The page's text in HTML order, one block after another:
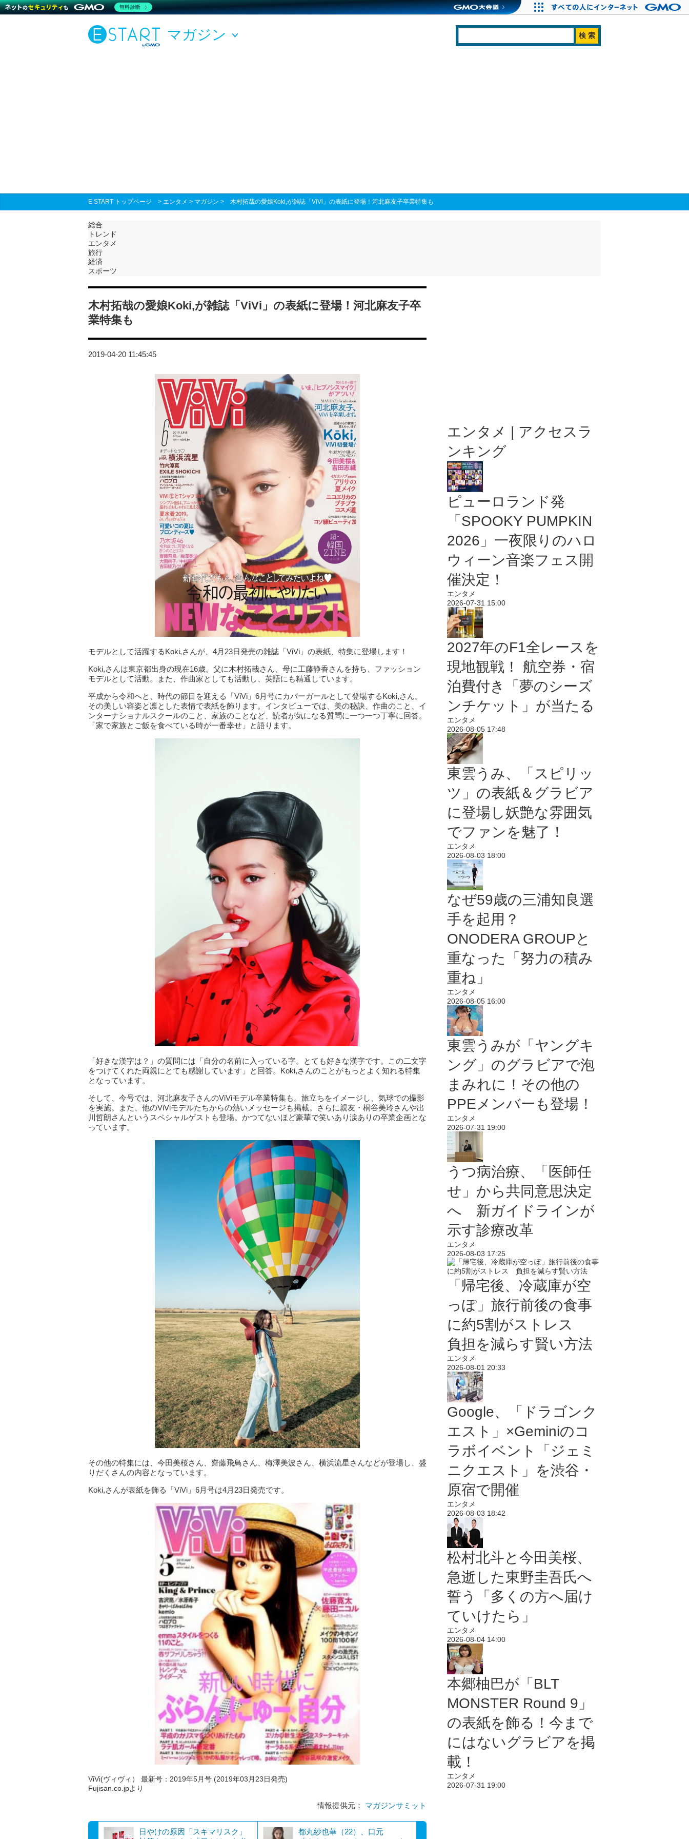
マガジン
E START トップページ > エンタメ > マガジン > 木村拓哉の愛娘Koki,が雑誌「ViVi」の表紙に登場！河北麻友子卒業特集も
総合
トレンド
エンタメ
旅行
経済
スポーツ
木村拓哉の愛娘Koki,が雑誌「ViVi」の表紙に登場！河北麻友子卒
業特集も
2019-04-20 11:45:45
モデルとして活躍するKoki,さんが、4月23日発売の雑誌「ViVi」の表紙、特集に登場します！
Koki,さんは東京都出身の現在16歳。父に木村拓哉さん、母に工藤静香さんを持ち、ファッション
モデルとして活動。また、作曲家としても活動し、英語にも精通しています。
平成から令和へと、時代の節目を迎える「ViVi」6月号にカバーガールとして登場するKoki,さん。
その美しい容姿と凛とした表情で表紙を飾ります。インタビューでは、美の秘訣、作曲のこと、イ
ンターナショナルスクールのこと、家族のことなど、読者が気になる質問に一つ一つ丁寧に回答。
「家で家族とご飯を食べている時が一番幸せ」と語ります。
「好きな漢字は？」の質問には「自分の名前に入っている字。とても好きな漢字です。この二文字
をつけてくれた両親にとても感謝しています」と回答。Koki,さんのことがもっとよく知れる特集
となっています。
そして、今号では、河北麻友子さんのViViモデル卒業特集も。旅立ちをイメージし、気球での撮影
を実施。また、他のViViモデルたちからの熱いメッセージも掲載。さらに親友・桐谷美玲さんや出
川哲朗さんというスペシャルゲストも登場。かつてないほど豪華で笑いあり涙ありの卒業企画とな
っています。
その他の特集には、今田美桜さん、齋藤飛鳥さん、梅澤美波さん、横浜流星さんなどが登場し、盛
りだくさんの内容となっています。
Koki,さんが表紙を飾る「ViVi」6月号は4月23日発売です。
ViVi(ヴィヴィ） 最新号：2019年5月号 (2019年03月23日発売)
Fujisan.co.jpより
情報提供元： マガジンサミット
日やけの原因「スキマリスク」
都丸紗也華（22）、口元
エンタメ | アクセスラ
ンキング
ピューロランド発
「SPOOKY PUMPKIN
2026」一夜限りのハロ
ウィーン音楽フェス開
催決定！
エンタメ
2026-07-31 15:00
2027年のF1全レースを
現地観戦！ 航空券・宿
泊費付き「夢のシーズ
ンチケット」が当たる
エンタメ
2026-08-05 17:48
東雲うみ、「スピリッ
ツ」の表紙＆グラビア
に登場し妖艶な雰囲気
でファンを魅了！
エンタメ
2026-08-03 18:00
なぜ59歳の三浦知良選
手を起用？
ONODERA GROUPと
重なった「努力の積み
重ね」
エンタメ
2026-08-05 16:00
東雲うみが「ヤングキ
ング」のグラビアで泡
まみれに！その他の
PPEメンバーも登場！
エンタメ
2026-07-31 19:00
うつ病治療、「医師任
せ」から共同意思決定
へ 新ガイドラインが
示す診療改革
エンタメ
2026-08-03 17:25
「帰宅後、冷蔵庫が空
っぽ」旅行前後の食事
に約5割がストレス
負担を減らす賢い方法
エンタメ
2026-08-01 20:33
Google、「ドラゴンク
エスト」×Geminiのコ
ラボイベント「ジェミ
ニクエスト」を渋谷・
原宿で開催
エンタメ
2026-08-03 18:42
松村北斗と今田美桜、
急逝した東野圭吾氏へ
誓う「多くの方へ届け
ていけたら」
エンタメ
2026-08-04 14:00
本郷柚巴が「BLT
MONSTER Round 9」
の表紙を飾る！今まで
にはないグラビアを掲
載！
エンタメ
2026-07-31 19:00
無料診断